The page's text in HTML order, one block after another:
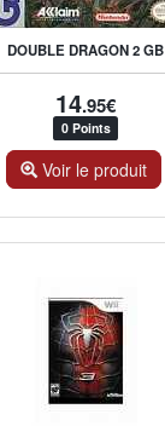
DOUBLE DRAGON 2 GB
14.95€
0 Points
Voir le produit